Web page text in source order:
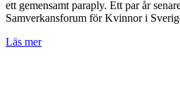
ett gemensamt paraply. Ett par år
Samverkansforum för Kvinnor i
Läs mer